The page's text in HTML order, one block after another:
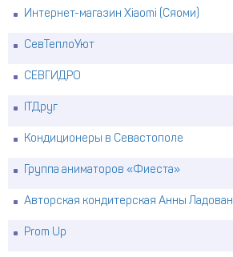
Интернет-магазин Xiaomi (Сяоми)
СевТеплоУют
СЕВГИДРО
ITДруг
Кондиционеры в Севастополе
Группа аниматоров «Фиеста»
Авторская кондитерская Анны Ладован
Prom Up